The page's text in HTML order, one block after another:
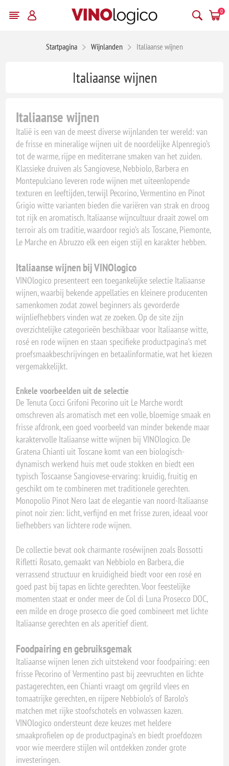
0
Startpagina Wijnlanden Italiaanse wijnen
Italiaanse wijnen
Italiaanse wijnen
Italië is een van de meest diverse wijnlanden ter wereld: van
de frisse en mineralige wijnen uit de noordelijke Alpenregio’s
tot de warme, rijpe en mediterrane smaken van het zuiden.
Klassieke druiven als Sangiovese, Nebbiolo, Barbera en
Montepulciano leveren rode wijnen met uiteenlopende
texturen en leeftijden, terwijl Pecorino, Vermentino en Pinot
Grigio witte varianten bieden die variëren van strak en droog
tot rijk en aromatisch. Italiaanse wijncultuur draait zowel om
terroir als om traditie, waardoor regio’s als Toscane, Piemonte,
Le Marche en Abruzzo elk een eigen stijl en karakter hebben.
Italiaanse wijnen bij VINOlogico
VINOlogico presenteert een toegankelijke selectie Italiaanse
wijnen, waarbij bekende appellaties en kleinere producenten
samenkomen zodat zowel beginners als gevorderde
wijnliefhebbers vinden wat ze zoeken. Op de site zijn
overzichtelijke categorieën beschikbaar voor Italiaanse witte,
rosé en rode wijnen en staan specifieke productpagina’s met
proefsmaakbeschrijvingen en betaalinformatie, wat het kiezen
vergemakkelijkt.
Enkele voorbeelden uit de selectie
De Tenuta Cocci Grifoni Pecorino uit Le Marche wordt
omschreven als aromatisch met een volle, bloemige smaak en
frisse afdronk, een goed voorbeeld van minder bekende maar
karaktervolle Italiaanse witte wijnen bij VINOlogico. De
Gratena Chianti uit Toscane komt van een biologisch-
dynamisch werkend huis met oude stokken en biedt een
typisch Toscaanse Sangiovese-ervaring: kruidig, fruitig en
geschikt om te combineren met traditionele gerechten.
Monopolio Pinot Nero laat de elegantie van noord-Italiaanse
pinot noir zien: licht, verfijnd en met frisse zuren, ideaal voor
liefhebbers van lichtere rode wijnen.
De collectie bevat ook charmante roséwijnen zoals Bossotti
Rifletti Rosato, gemaakt van Nebbiolo en Barbera, die
verrassend structuur en kruidigheid biedt voor een rosé en
goed past bij tapas en lichte gerechten. Voor feestelijke
momenten staat er onder meer de Col di Luna Prosecco DOC,
een milde en droge prosecco die goed combineert met lichte
Italiaanse gerechten en als aperitief dient.
Foodpairing en gebruiksgemak
Italiaanse wijnen lenen zich uitstekend voor foodpairing: een
frisse Pecorino of Vermentino past bij zeevruchten en lichte
pastagerechten, een Chianti vraagt om gegrild vlees en
tomaatrijke gerechten, en rijpere Nebbiolo’s of Barolo’s
matchen met rijke stoofschotels en volwassen kazen.
VINOlogico ondersteunt deze keuzes met heldere
smaakprofielen op de productpagina’s en biedt proefdozen
voor wie meerdere stijlen wil ontdekken zonder grote
investeringen.